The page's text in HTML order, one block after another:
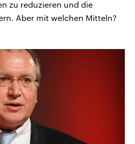
zu reduzieren und die
Aber mit welchen Mitteln?